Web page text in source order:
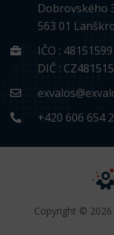
Dobrovského
563 01
IČO : 48151599
DIČ :
+420 606 654
Copyright © 2026